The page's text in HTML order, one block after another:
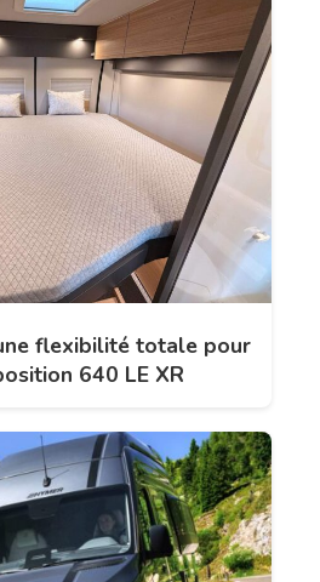
flexibilité totale pour
640 LE XR